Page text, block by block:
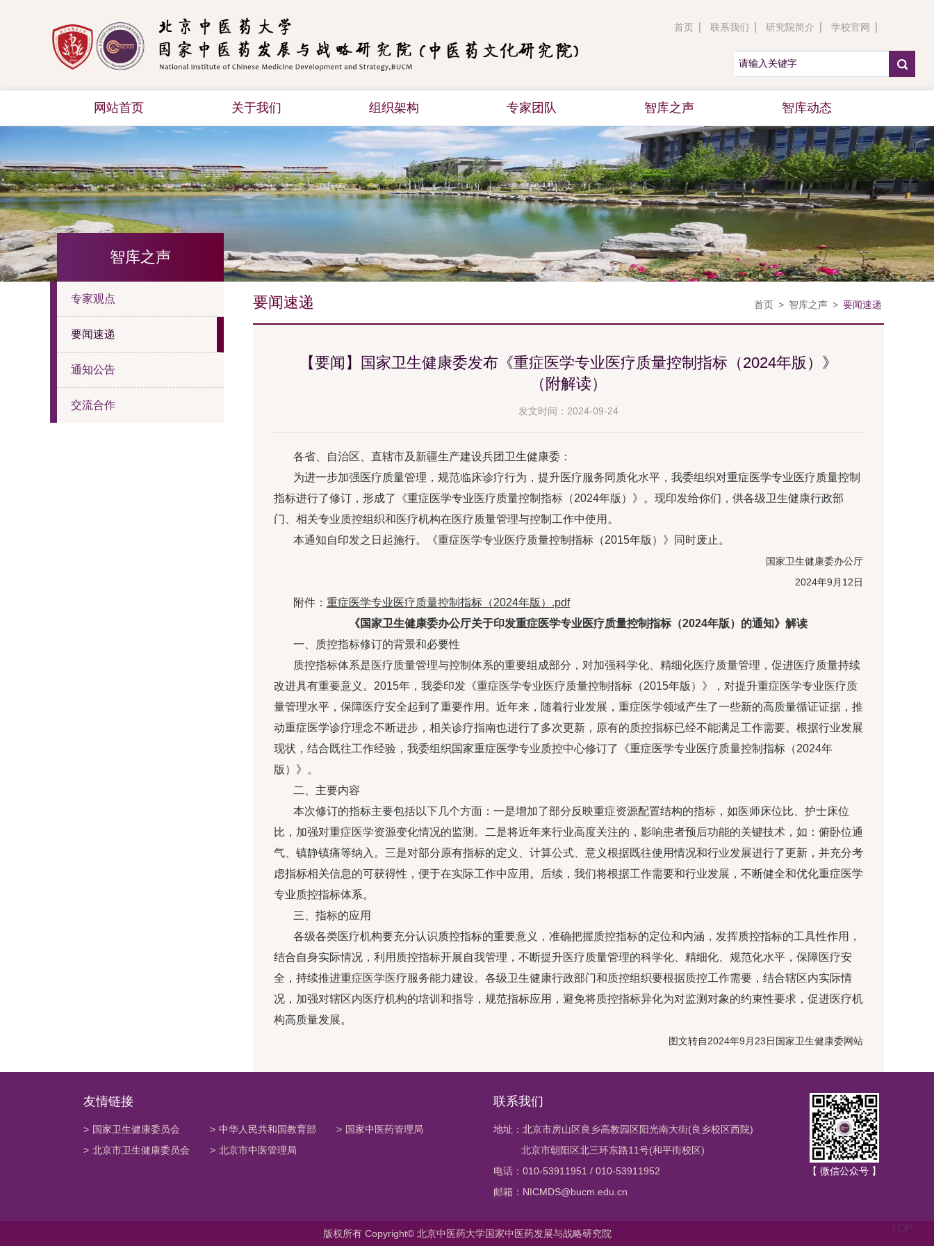
首页 联系我们 研究院简介 学校官网
网站首页 关于我们 组织架构 专家团队 智库之声 智库动态
智库之声
专家观点
要闻速递
通知公告
交流合作
首页 > 智库之声 > 要闻速递
要闻速递
【要闻】国家卫生健康委发布《重症医学专业医疗质量控制指标（2024年版）》
（附解读）
发文时间：2024-09-24
各省、自治区、直辖市及新疆生产建设兵团卫生健康委：
为进一步加强医疗质量管理，规范临床诊疗行为，提升医疗服务同质化水平，我委组织对重症医学专业医疗质量控制
指标进行了修订，形成了《重症医学专业医疗质量控制指标（2024年版）》。现印发给你们，供各级卫生健康行政部
门、相关专业质控组织和医疗机构在医疗质量管理与控制工作中使用。
本通知自印发之日起施行。《重症医学专业医疗质量控制指标（2015年版）》同时废止。
国家卫生健康委办公厅
2024年9月12日
附件： 重症医学专业医疗质量控制指标（2024年版）.pdf
《国家卫生健康委办公厅关于印发重症医学专业医疗质量控制指标（2024年版）的通知》解读
一、质控指标修订的背景和必要性
质控指标体系是医疗质量管理与控制体系的重要组成部分，对加强科学化、精细化医疗质量管理，促进医疗质量持续
改进具有重要意义。2015年，我委印发《重症医学专业医疗质量控制指标（2015年版）》，对提升重症医学专业医疗质
量管理水平，保障医疗安全起到了重要作用。近年来，随着行业发展，重症医学领域产生了一些新的高质量循证证据，推
动重症医学诊疗理念不断进步，相关诊疗指南也进行了多次更新，原有的质控指标已经不能满足工作需要。根据行业发展
现状，结合既往工作经验，我委组织国家重症医学专业质控中心修订了《重症医学专业医疗质量控制指标（2024年
版）》。
二、主要内容
本次修订的指标主要包括以下几个方面：一是增加了部分反映重症资源配置结构的指标，如医师床位比、护士床位
比，加强对重症医学资源变化情况的监测。二是将近年来行业高度关注的，影响患者预后功能的关键技术，如：俯卧位通
气、镇静镇痛等纳入。三是对部分原有指标的定义、计算公式、意义根据既往使用情况和行业发展进行了更新，并充分考
虑指标相关信息的可获得性，便于在实际工作中应用。后续，我们将根据工作需要和行业发展，不断健全和优化重症医学
专业质控指标体系。
三、指标的应用
各级各类医疗机构要充分认识质控指标的重要意义，准确把握质控指标的定位和内涵，发挥质控指标的工具性作用，
结合自身实际情况，利用质控指标开展自我管理，不断提升医疗质量管理的科学化、精细化、规范化水平，保障医疗安
全，持续推进重症医学医疗服务能力建设。各级卫生健康行政部门和质控组织要根据质控工作需要，结合辖区内实际情
况，加强对辖区内医疗机构的培训和指导，规范指标应用，避免将质控指标异化为对监测对象的约束性要求，促进医疗机
构高质量发展。
图文转自2024年9月23日国家卫生健康委网站
友情链接
> 国家卫生健康委员会 > 中华人民共和国教育部 > 国家中医药管理局
> 北京市卫生健康委员会 > 北京市中医管理局
联系我们
地址：北京市房山区良乡高教园区阳光南大街(良乡校区西院)
北京市朝阳区北三环东路11号(和平街校区)
电话：010-53911951 / 010-53911952
邮箱：NICMDS@bucm.edu.cn
【 微信公众号 】
版权所有 Copyright© 北京中医药大学国家中医药发展与战略研究院